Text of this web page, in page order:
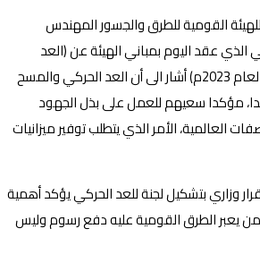
القومية للطرق والجسور المهندس
الذي عقد اليوم بمباني الهيئة عن (العد
الحركي والمسح المروري لعام 2023م) أشار الى أن العد الحركي والمسح
مؤكدا سعيهم للعمل على بذل الجهود
العالمية، الأمر الذي يتطلب توفير ميزانيات
وزاري بتشكيل لجنة للعد الحركي يؤكد أهمية
من يعبر الطرق القومية عليه دفع رسوم وليس